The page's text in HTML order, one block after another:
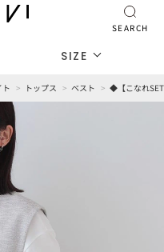
SEARCH
SIZE
トップス ベスト ◆【こなれ